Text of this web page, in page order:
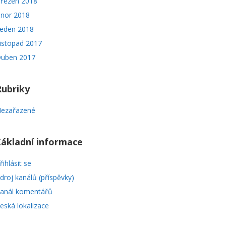
2018
2018
2017
2017
informace
se
kanálů (příspěvky)
komentářů
lokalizace